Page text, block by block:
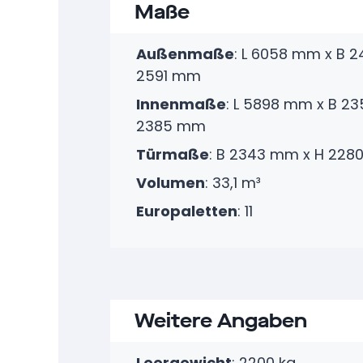
Maße
Außenmaße: L 6058 mm x B
2591 mm
Innenmaße: L 5898 mm x B
2385 mm
Türmaße: B 2343 mm x H
Volumen: 33,1 m³
Europaletten: 11
Weitere Angaben